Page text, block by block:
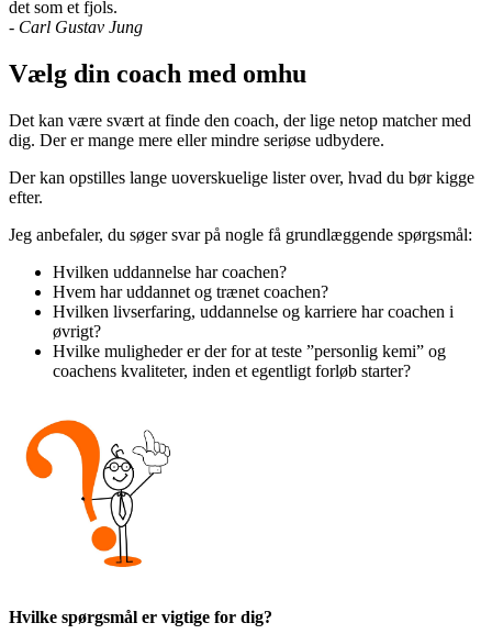
det som et fjols.
- Carl Gustav Jung
Vælg din coach med omhu
Det kan være svært at finde den coach, der lige netop matcher med
dig. Der er mange mere eller mindre seriøse udbydere.
Der kan opstilles lange uoverskuelige lister over, hvad du bør kigge
efter.
Jeg anbefaler, du søger svar på nogle få grundlæggende spørgsmål:
Hvilken uddannelse har coachen?
Hvem har uddannet og trænet coachen?
Hvilken livserfaring, uddannelse og karriere har coachen i
øvrigt?
Hvilke muligheder er der for at teste ”personlig kemi” og
coachens kvaliteter, inden et egentligt forløb starter?
Hvilke spørgsmål er vigtige for dig?